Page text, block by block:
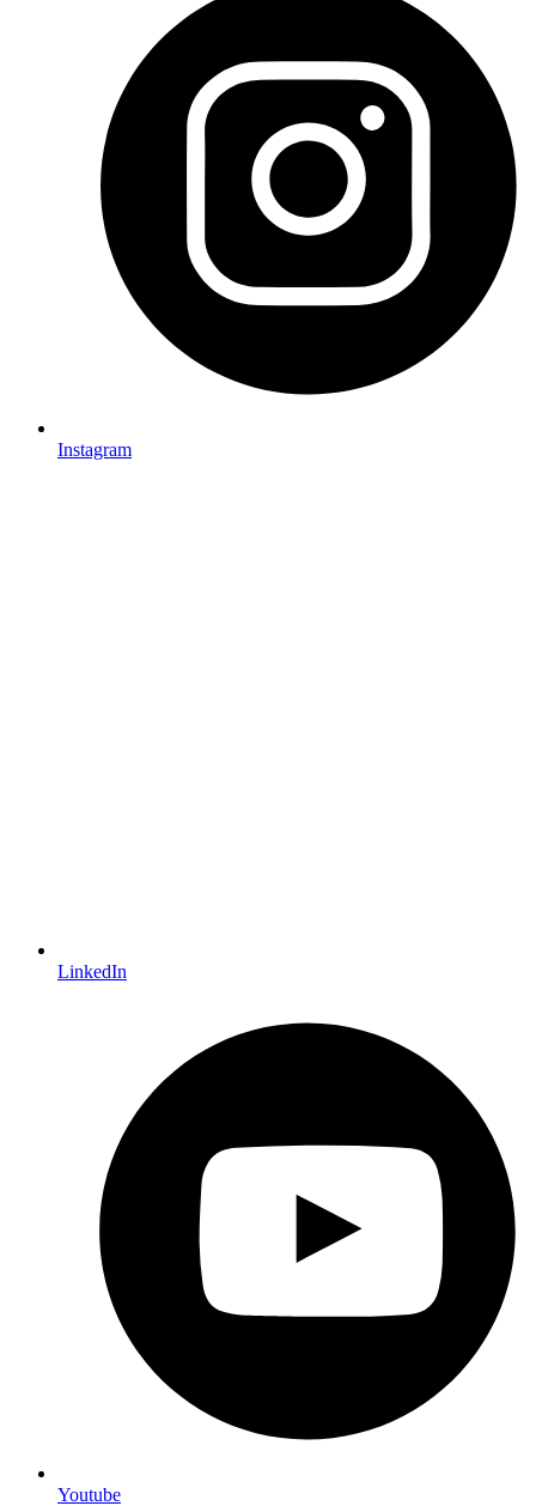
Instagram
LinkedIn
Youtube